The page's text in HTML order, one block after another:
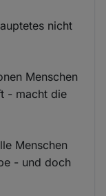
nicht
Menschen
- macht die
Menschen
- und doch